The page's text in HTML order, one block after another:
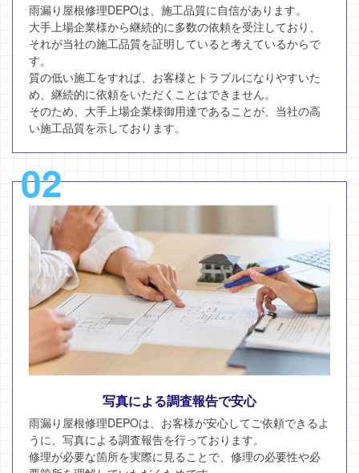
雨漏り屋根修理DEPOは、施工品質に自信があります。
大手上場企業様から継続的に多数の依頼を受注しており、
それが当社の施工品質を証明していると考えているからで
す。
質の低い施工をすれば、お客様とトラブルになりやすいた
め、継続的に依頼をいただくことはできません。
そのため、大手上場企業様御用達であることが、当社の高
い施工品質を示しております。
02
写真による調査報告で安心
雨漏り屋根修理DEPOは、お客様が安心してご依頼できるよ
うに、写真による調査報告を行っております。
修理が必要な箇所を実際に見ることで、修理の必要性や必